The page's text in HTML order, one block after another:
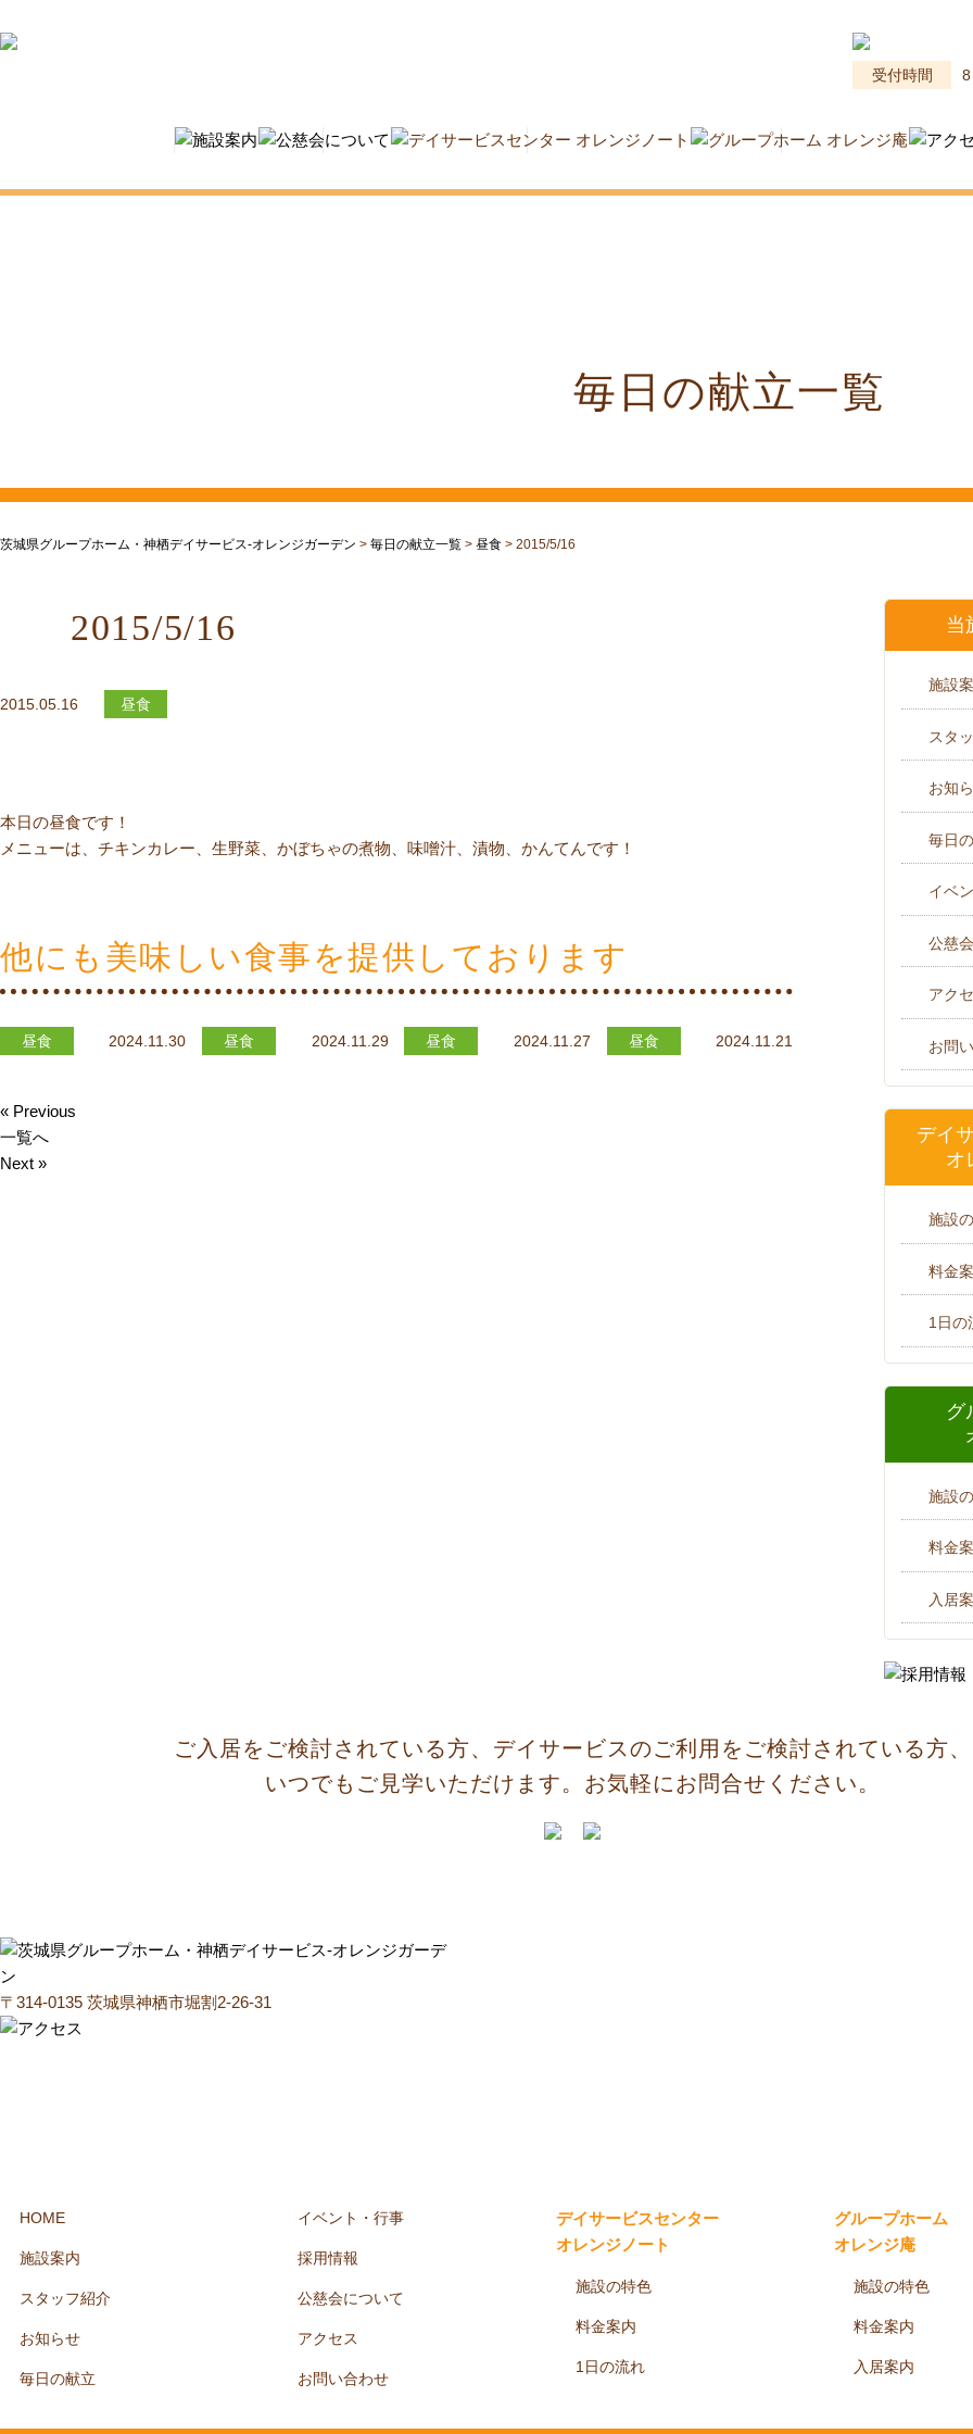
受付時間
毎日の献立一覧
茨城県グループホーム・神栖デイサービス-オレンジガーデン > 毎日の献立一覧 > 昼食 > 2015/5/16
2015/5/16
2015.05.16 昼食
本日の昼食です！
メニューは、チキンカレー、生野菜、かぼちゃの煮物、味噌汁、漬物、かんてんです！
他にも美味しい食事を提供しております
昼食 2024.11.30 昼食 2024.11.29 昼食 2024.11.27 昼食 2024.11.21
« Previous
一覧へ
Next »
当
施設
スタ
お知
毎日
イベ
公慈
アク
お問
デイ
オ
施設
料金
1日の
グ
施設
料金
入居
ご入居をご検討されている方、デイサービスのご利用をご検討されている方、
いつでもご見学いただけます。お気軽にお問合せください。
〒314-0135 茨城県神栖市堀割2-26-31
HOME
施設案内
スタッフ紹介
お知らせ
毎日の献立
イベント・行事
採用情報
公慈会について
アクセス
お問い合わせ
デイサービスセンター
オレンジノート
施設の特色
料金案内
1日の流れ
グループホーム
オレンジ庵
施設の特色
料金案内
入居案内